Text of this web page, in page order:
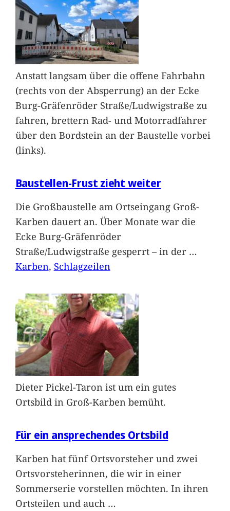
Anstatt langsam über die offene Fahrbahn
(rechts von der Absperrung) an der Ecke
Burg-Gräfenröder Straße/Ludwigstraße zu
fahren, brettern Rad- und Motorradfahrer
über den Bordstein an der Baustelle vorbei
(links).
Baustellen-Frust zieht weiter
Die Großbaustelle am Ortseingang Groß-
Karben dauert an. Über Monate war die
Ecke Burg-Gräfenröder
Straße/Ludwigstraße gesperrt – in der …
Karben, Schlagzeilen
Dieter Pickel-Taron ist um ein gutes
Ortsbild in Groß-Karben bemüht.
Für ein ansprechendes Ortsbild
Karben hat fünf Ortsvorsteher und zwei
Ortsvorsteherinnen, die wir in einer
Sommerserie vorstellen möchten. In ihren
Ortsteilen und auch …